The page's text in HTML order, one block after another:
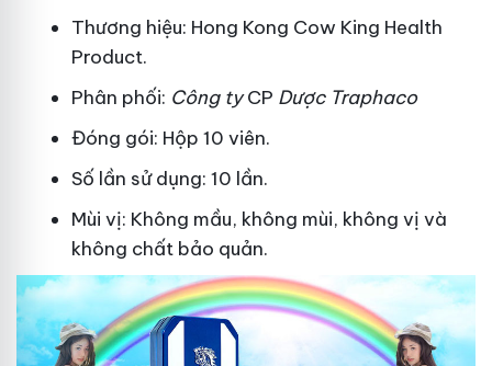
Thương hiệu: Hong Kong Cow King Health
Product.
Phân phối: Công tyCP Dược Traphaco
Đóng gói: Hộp 10 viên.
Số lần sử dụng: 10 lần.
Mùi vị: Không mầu, không mùi, không vị và
không chất bảo quản.